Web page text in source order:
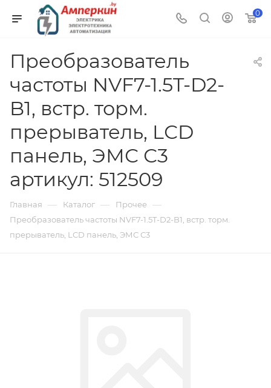
0
Преобразователь
частоты NVF7-1.5T-D2-
B1, встр. торм.
прерыватель, LСD
панель, ЭМС С3
артикул: 512509
Главная — Каталог — Прочее —
Преобразователь частоты NVF7-1.5T-D2-B1, встр. торм.
прерыватель, LСD панель, ЭМС С3